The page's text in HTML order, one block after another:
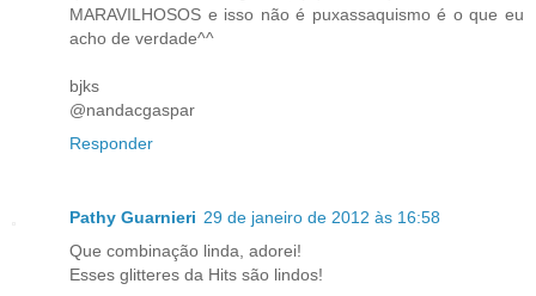
MARAVILHOSOS e isso não é puxassaquismo é o que eu
acho de verdade^^
bjks
@nandacgaspar
Responder
Pathy Guarnieri 29 de janeiro de 2012 às 16:58
Que combinação linda, adorei!
Esses glitteres da Hits são lindos!